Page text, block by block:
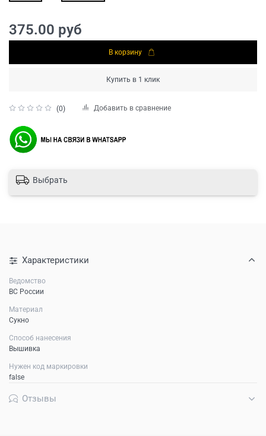
(0) Добавить в сравнение
375.00 руб
В корзину
Купить в 1 клик
Выбрать
Характеристики
Ведомство
ВС России
Материал
Сукно
Способ нанесения
Вышивка
Нужен код маркировки
false
Отзывы